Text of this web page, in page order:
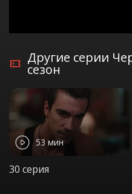
Другие серии
сезон
53 мин
30 серия